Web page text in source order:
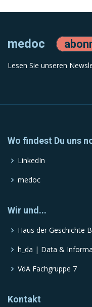
medoc
Lesen Sie unseren
Wo findest Du uns
LinkedIn
medoc
Wir und...
Haus der Geschichte
h_da | Data &
VdA Fachgruppe 7
Kontakt